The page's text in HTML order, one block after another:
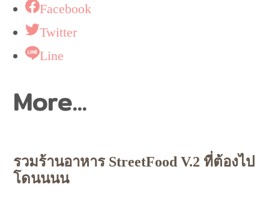
Facebook
Twitter
Line
More...
รวมร้านอาหาร StreetFood V.2 ที่ต้องไป
โดนนนน